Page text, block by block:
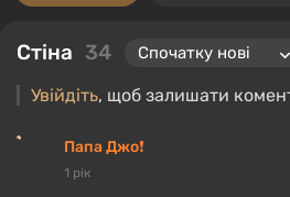
Стіна 34
Увійдіть, щоб залишати
Папа Джо❗
1 рік